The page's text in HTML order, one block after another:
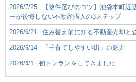
2026/7/25
【物件選びのコツ】池袋本町近
ーが後悔しない不動産購入の3ステップ
2026/6/21 住み替え前に知る不動産売却と
2026/6/14 「子育てしやすい街」の魅力
2026/6/1 初トレランをしてきました